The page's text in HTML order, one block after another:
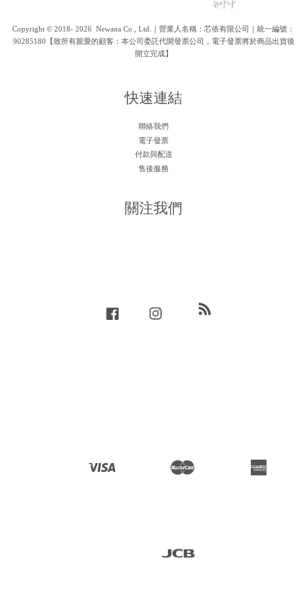
Copyright © 2018- 2026  Newana Co., Ltd.｜營業人名稱：芯依有限公司｜統一編號：
90285180【致所有親愛的顧客：本公司委託代開發票公司，電子發票將於商品出貨後
開立完成】
快速連結
聯絡我們
電子發票
付款與配送
售後服務
關注我們